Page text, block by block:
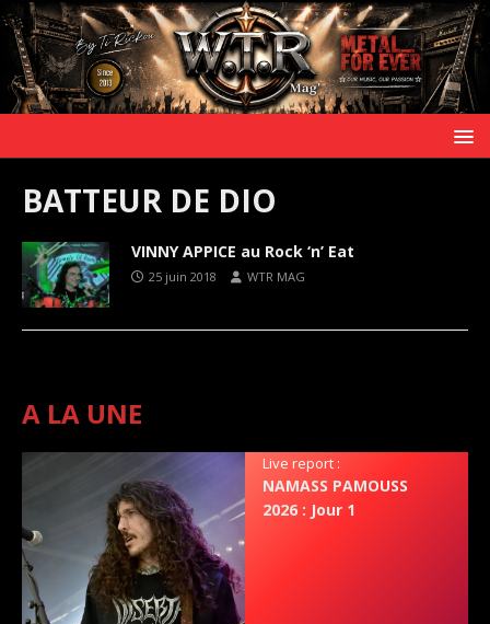
BATTEUR DE DIO
VINNY APPICE au Rock ‘n’ Eat
25 juin 2018 WTR MAG
A LA UNE
Live report :
NAMASS PAMOUSS
2026 : Jour 1